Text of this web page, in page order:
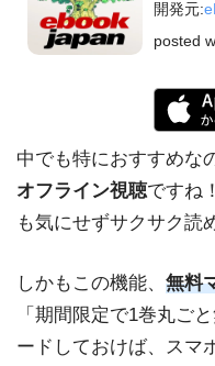
開発元:
posted
中でも特におすすめな
オフライン視聴ですね
も気にせずサクサク読
しかもこの機能、 無料
「期間限定で1巻丸ご
ードしておけば、スマ